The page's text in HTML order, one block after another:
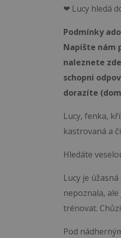
❤ Lucy hledá
Podmínky
Napište nám
naleznete
schopni
dorazíte
Lucy, fenka,
kastrovaná a
Hledáte
Lucy je
nepoznala,
trénovat.
Pod